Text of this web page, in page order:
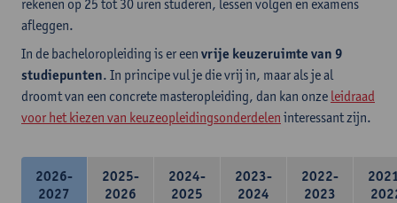
rekenen op 25 tot 30 uren studeren, lessen volgen en examens
afleggen.
In de bacheloropleiding is er een vrije keuzeruimte van 9
studiepunten. In principe vul je die vrij in, maar als je al
droomt van een concrete masteropleiding, dan kan onze leidraad
voor het kiezen van keuzeopleidingsonderdelen interessant zijn.
2026-
2027
2025-
2026
2024-
2025
2023-
2024
2022-
2023